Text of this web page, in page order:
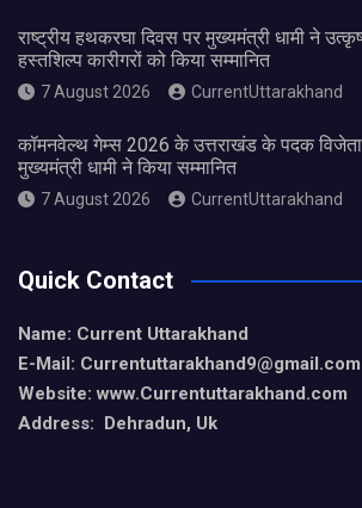
राष्ट्रीय हथकरघा दिवस पर मुख्यमंत्री धामी ने
हस्तशिल्प कारीगरों को किया सम्मानित
7 August 2026 CurrentUttarakhand
कॉमनवेल्थ गेम्स 2026 के उत्तराखंड के पदक
मुख्यमंत्री धामी ने किया सम्मानित
7 August 2026 CurrentUttarakhand
Quick Contact
Name: Current Uttarakhand
E-Mail: Currentuttarakhand9@gmail.com
Website: www.Currentuttarakhand.com
Address: Dehradun, Uk